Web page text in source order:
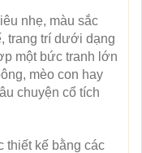
nhẹ, màu sắc
trang trí dưới dạng
một bức tranh lớn
mèo con hay
chuyện cổ tích
thiết kế bằng các